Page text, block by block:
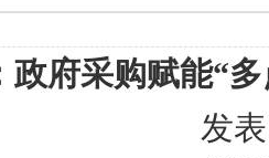
政府采购赋能“
发